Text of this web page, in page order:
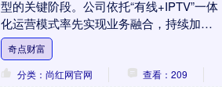
型的关键阶段。公司依托“有线+IPTV”一体
化运营模式率先实现业务融合，持续加码
政企数字化服务、AI与数据要素业务及....
奇点财富
分类：尚红网官网
查看：209